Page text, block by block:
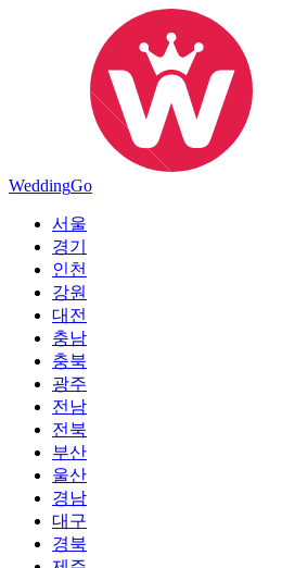
WeddingGo
서울
경기
인천
강원
대전
충남
충북
광주
전남
전북
부산
울산
경남
대구
경북